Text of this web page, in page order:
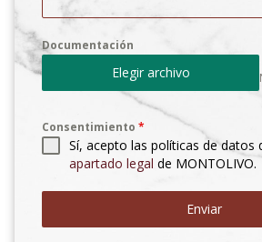
Documentación
Elegir archivo
Consentimiento *
Sí, acepto las políticas de datos
apartado legal de MONTOLIVO.
Enviar